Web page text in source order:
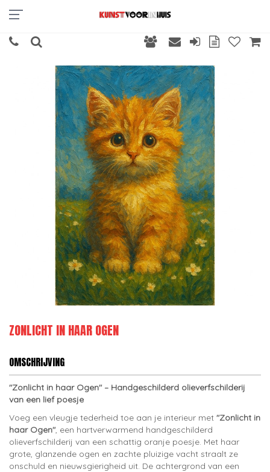
ZONLICHT IN HAAR OGEN
OMSCHRIJVING
"Zonlicht in haar Ogen" – Handgeschilderd olieverfschilderij
van een lief poesje
Voeg een vleugje tederheid toe aan je interieur met "Zonlicht in
haar Ogen", een hartverwarmend handgeschilderd
olieverfschilderij van een schattig oranje poesje. Met haar
grote, glanzende ogen en zachte pluizige vacht straalt ze
onschuld en nieuwsgierigheid uit. De achtergrond van een